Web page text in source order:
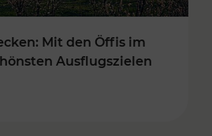
Mit den Öffis im
Ausflugszielen